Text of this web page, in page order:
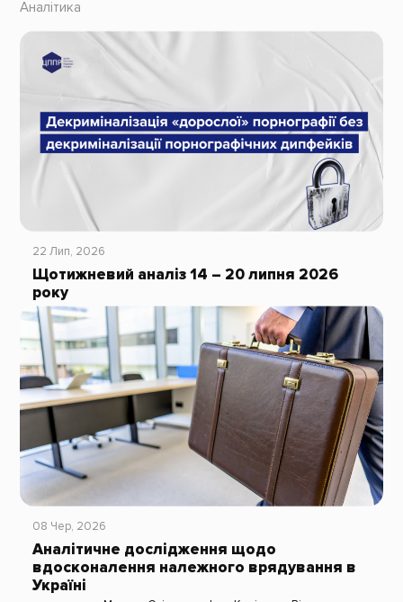
Аналітика
22 Лип, 2026
Щотижневий аналіз 14 – 20 липня 2026
року
08 Чер, 2026
Аналітичне дослідження щодо
вдосконалення належного врядування в
Україні